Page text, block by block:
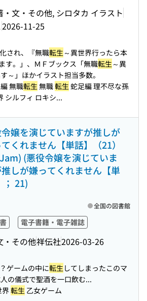
文・その他, シロタカ イラスト
2026-11-25
され、『無職転生～異世界行ったら本
す。」、ＭＦブックス「無職転生～異
～」ほかイラスト担当多数。
無職転生無職転生蛇足編 理不尽な孫
シルフィ ロキシ...
嬢を演じていますが推しが
くれません【単話】（21）
(悪役令嬢を演じていま
しが嫌ってくれません【単
； 21)
電子書籍・電子雑誌
・その他祥伝社2026-03-26
全国の図書館
ゲームの中に転生してしまったこのマ
の儀式で聖酒を一口飲む...
界転生 乙女ゲーム